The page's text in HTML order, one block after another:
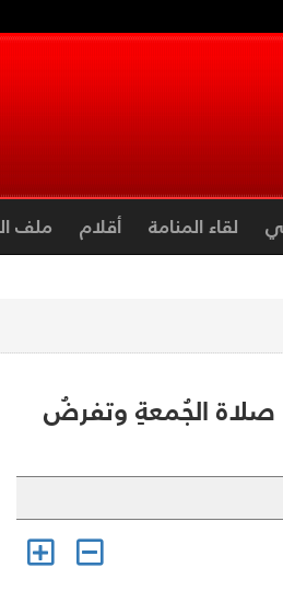
لقاء المنامة أقلام ملف
صلاة الجُمعةِ وتفرضُ